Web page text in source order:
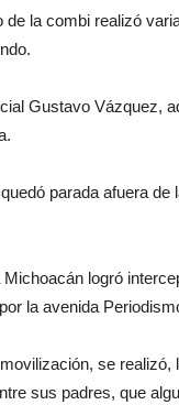
la combi realizó
Gustavo Vázquez,
parada afuera
logró
la avenida
se
sus padres, que